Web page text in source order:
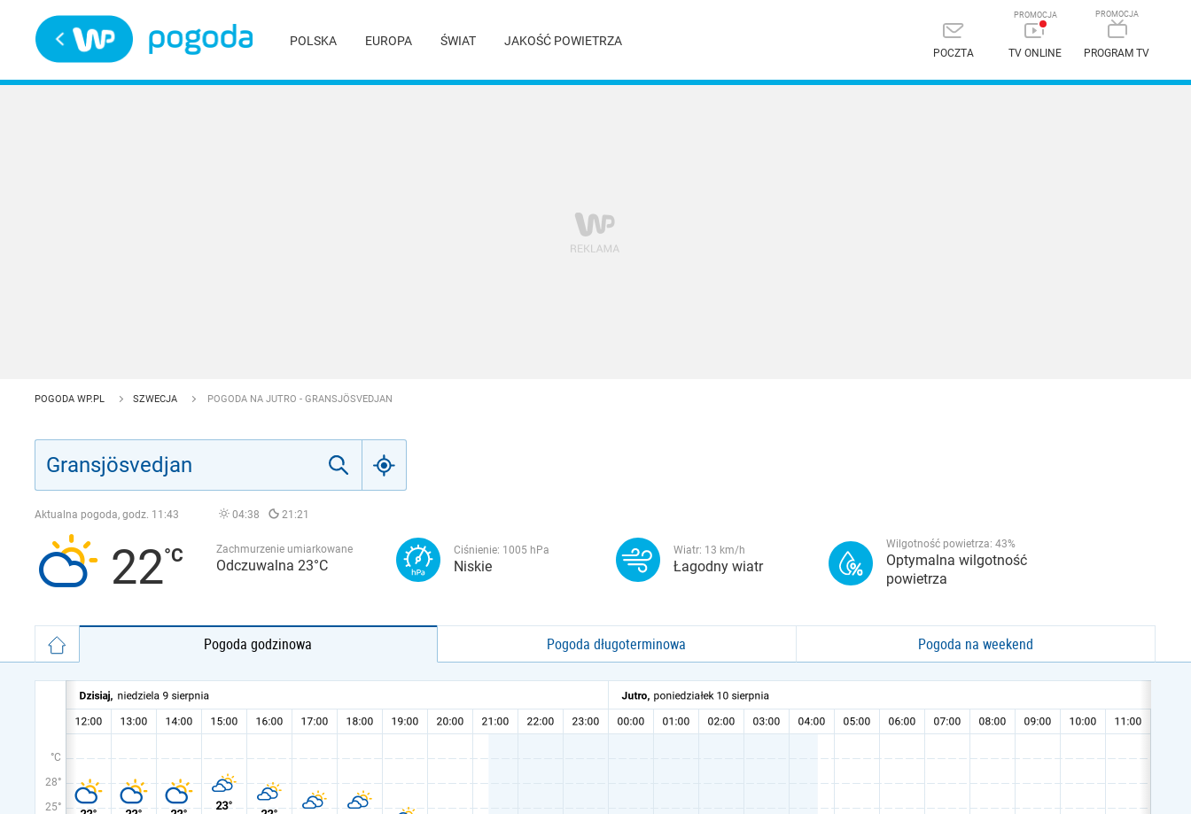
POLSKA EUROPA ŚWIAT JAKOŚĆ POWIETRZA
POCZTA TV ONLINE PROGRAM TV
POGODA WP.PL SZWECJA POGODA NA JUTRO - GRANSJÖSVEDJAN
Aktualna pogoda, godz. 11:43 04:38 21:21
22 Zachmurzenie umiarkowane
Odczuwalna 23°C
Ciśnienie: 1005 hPa
Niskie
Wiatr: 13 km/h
Łagodny wiatr
Wilgotność powietrza: 43%
Optymalna wilgotność
powietrza
Pogoda godzinowa Pogoda długoterminowa Pogoda na weekend
°C
28°
25°